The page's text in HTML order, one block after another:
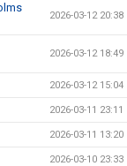
2026-03-12 20:38
2026-03-12 18:49
2026-03-12 15:04
2026-03-11 23:11
2026-03-11 13:20
2026-03-10 23:33